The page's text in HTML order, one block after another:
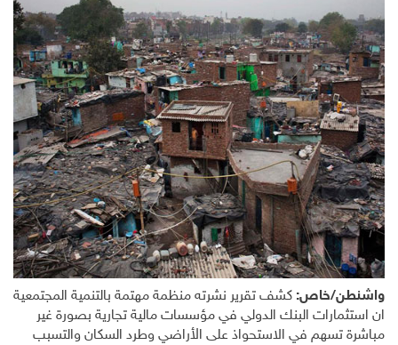
واشنطن/خاص: كشف تقرير نشرته منظمة مهتمة بالتنمية المجتمعية
ان استثمارات البنك الدولي في مؤسسات مالية تجارية بصورة غير
مباشرة تسهم في الاستحواذ على الأراضي وطرد السكان والتسبب